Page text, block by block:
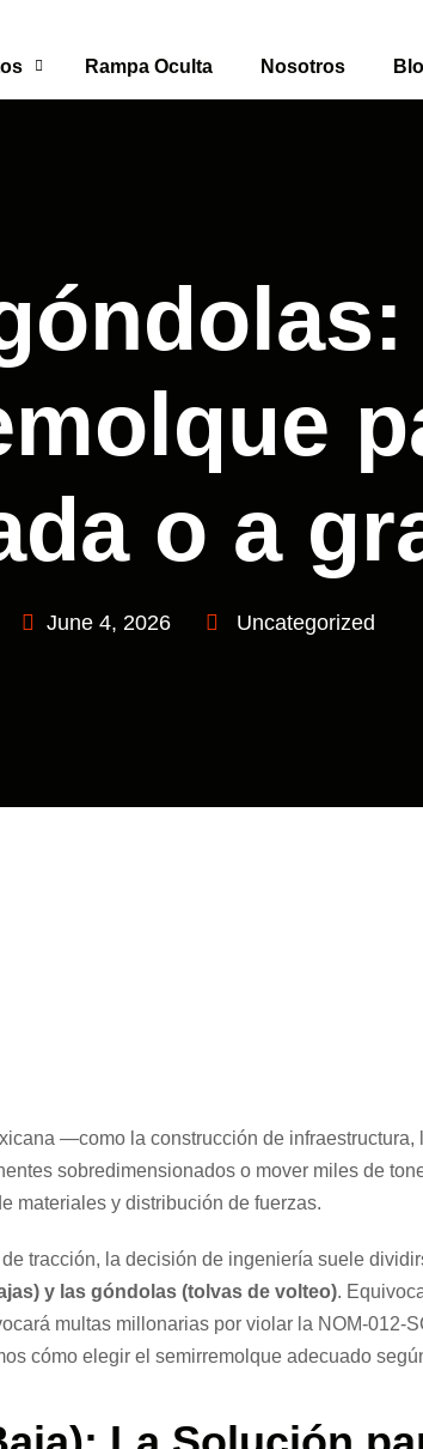
Rampa Oculta Nosotros
o a
June 4, 2026 Uncategorized
—como la construcción de
sobredimensionados o mover miles de
materiales y distribución de fuerzas.
tracción, la decisión de ingeniería suele
y las góndolas (tolvas de volteo).
multas millonarias por violar la NOM-012-
cómo elegir el semirremolque adecuado